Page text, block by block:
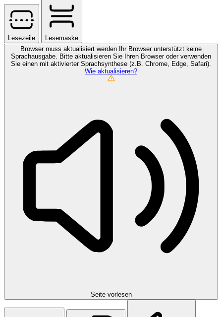
Lesezeile
Lesemaske
Browser muss aktualisiert werden
Ihr Browser unterstützt keine
Sprachausgabe. Bitte aktualisieren Sie Ihren Browser oder verwenden
Sie einen mit aktivierter Sprachsynthese (z.B. Chrome, Edge, Safari).
Wie aktualisieren?
Seite vorlesen